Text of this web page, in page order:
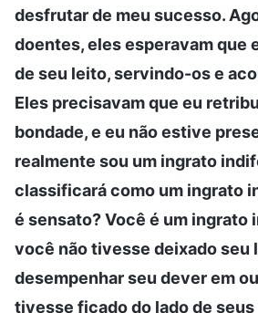
desfrutar de meu sucesso.
doentes, eles esperavam que
de seu leito, servindo-os e
Eles precisavam que eu
bondade, e eu não estive
realmente sou um ingrato
classificará como um ingrato
é sensato? Você é um ingrato
você não tivesse deixado seu
desempenhar seu dever em
tivesse ficado do lado de seus